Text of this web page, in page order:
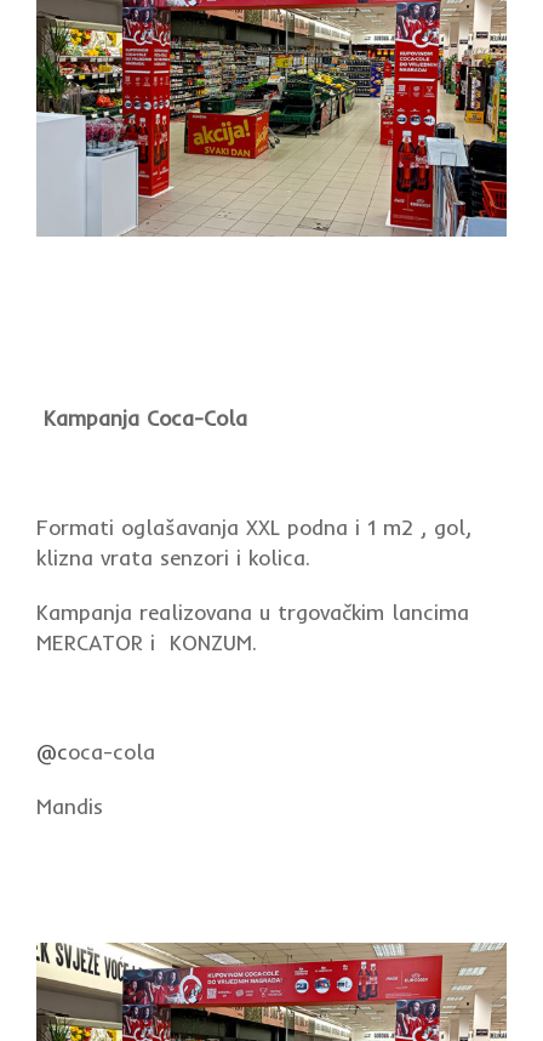
Kampanja Coca-Cola
Formati oglašavanja XXL podna i 1 m2 , gol,
klizna vrata senzori i kolica.
Kampanja realizovana u trgovačkim lancima
MERCATOR i KONZUM.
@coca-cola
Mandis